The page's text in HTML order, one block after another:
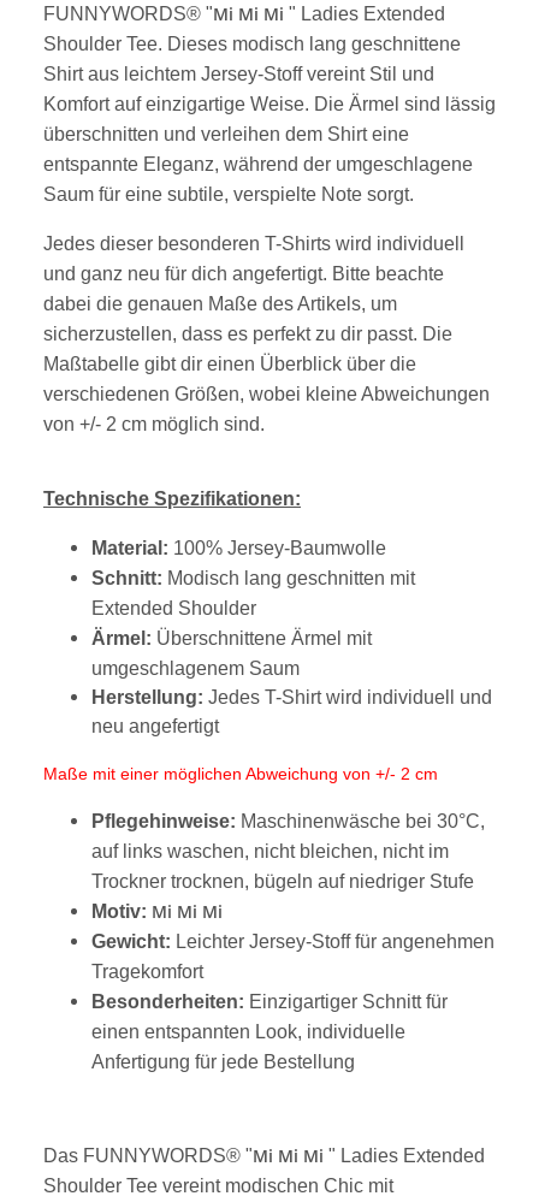
FUNNYWORDS® "Mi Mi Mi " Ladies Extended
Shoulder Tee. Dieses modisch lang geschnittene
Shirt aus leichtem Jersey-Stoff vereint Stil und
Komfort auf einzigartige Weise. Die Ärmel sind lässig
überschnitten und verleihen dem Shirt eine
entspannte Eleganz, während der umgeschlagene
Saum für eine subtile, verspielte Note sorgt.
Jedes dieser besonderen T-Shirts wird individuell
und ganz neu für dich angefertigt. Bitte beachte
dabei die genauen Maße des Artikels, um
sicherzustellen, dass es perfekt zu dir passt. Die
Maßtabelle gibt dir einen Überblick über die
verschiedenen Größen, wobei kleine Abweichungen
von +/- 2 cm möglich sind.
Technische Spezifikationen:
Material: 100% Jersey-Baumwolle
Schnitt: Modisch lang geschnitten mit
Extended Shoulder
Ärmel: Überschnittene Ärmel mit
umgeschlagenem Saum
Herstellung: Jedes T-Shirt wird individuell und
neu angefertigt
Maße mit einer möglichen Abweichung von +/- 2 cm
Pflegehinweise: Maschinenwäsche bei 30°C,
auf links waschen, nicht bleichen, nicht im
Trockner trocknen, bügeln auf niedriger Stufe
Motiv: Mi Mi Mi
Gewicht: Leichter Jersey-Stoff für angenehmen
Tragekomfort
Besonderheiten: Einzigartiger Schnitt für
einen entspannten Look, individuelle
Anfertigung für jede Bestellung
Das FUNNYWORDS® "Mi Mi Mi " Ladies Extended
Shoulder Tee vereint modischen Chic mit